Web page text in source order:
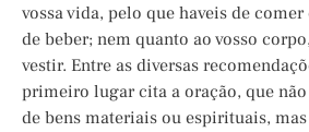
vossa vida, pelo que haveis de
de beber; nem quanto ao vosso
vestir. Entre as diversas
primeiro lugar cita a oração, que
de bens materiais ou espirituais,